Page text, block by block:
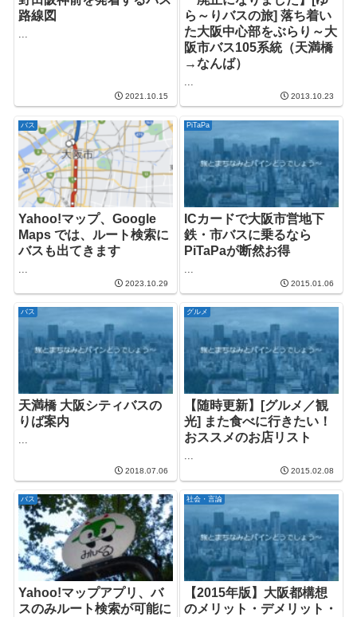
路線図
2021.10.15
ら～りバスの旅] 落ち着い
た大阪中心部をぶらり～大
阪市バス105系統（天満橋
→なんば）
2013.10.23
バス
Yahoo!マップ、Google
Maps では、ルート検索に
バスも出てきます
2023.10.29
PiTaPa
ICカードで大阪市営地下
鉄・市バスに乗るなら
PiTaPaが断然お得
2015.01.06
バス
天満橋 大阪シティバスの
りば案内
...
2018.07.06
グルメ
【随時更新】[グルメ／観
光] また食べに行きたい！
おススメのお店リスト
...
2015.02.08
バス
Yahoo!マップアプリ、バ
スのみルート検索が可能に
社会・言論
【2015年版】大阪都構想
のメリット・デメリット・